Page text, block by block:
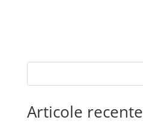
Articole recente